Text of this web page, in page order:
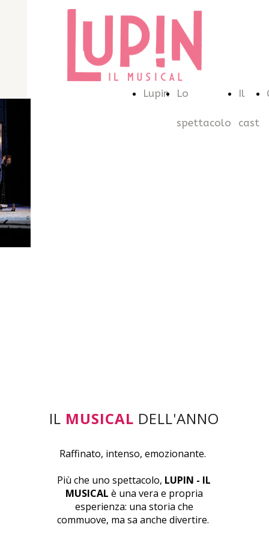
Lupin Lo
spettacolo
Il
cast
IL MUSICAL DELL'ANNO
Raffinato, intenso, emozionante.
Più che uno spettacolo, LUPIN - IL
MUSICAL è una vera e propria
esperienza: una storia che
commuove, ma sa anche divertire.